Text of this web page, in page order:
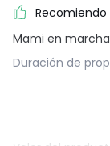
Mami en
Duración de